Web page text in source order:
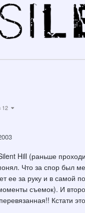
12
Hill (раньше
Что за спор был
ее за руку и в самой
съемок). И
Кстати